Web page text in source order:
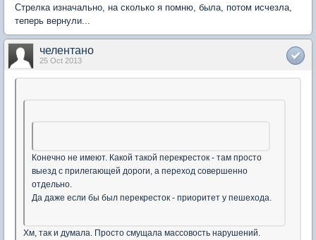
Стрелка изначально, на сколько я помню, была, потом исчезла,
теперь вернули...
челентано
25 Oct 2013
Конечно не имеют. Какой такой перекресток - там просто
выезд с прилегающей дороги, а переход совершенно
отдельно.
Да даже если бы был перекресток - приоритет у пешехода.
Хм, так и думала. Просто смущала массовость нарушений.